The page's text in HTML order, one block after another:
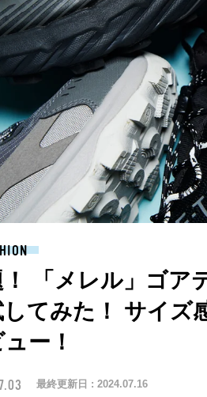
「メレル」ゴア
てみた！ サイズ
ー！
最終更新日 : 2024.07.16